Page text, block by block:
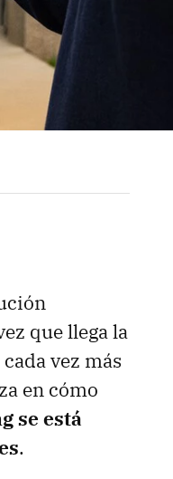
que llega la
vez más
en cómo
se está
.